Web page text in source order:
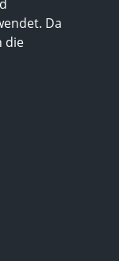
Da
die